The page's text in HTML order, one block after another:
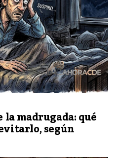
la madrugada: qué
según